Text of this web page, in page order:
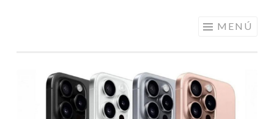
PRECIOS DE
ANDORRA
MENÚ